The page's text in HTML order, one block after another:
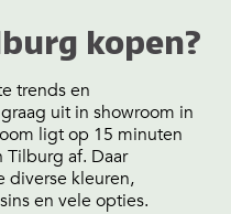
kopen?
trends en
uit in showroom in
ligt op 15 minuten
Tilburg af. Daar
diverse kleuren,
en vele opties.